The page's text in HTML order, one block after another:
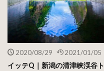
2020/08/29 2021/01/05
イッテQ｜新潟の清津峡渓谷ト